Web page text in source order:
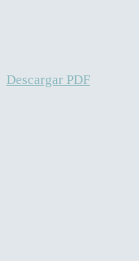
Descargar PDF